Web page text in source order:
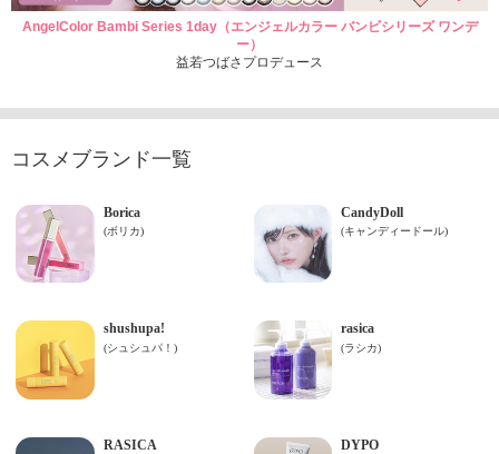
AngelColor Bambi Series 1day（エンジェルカラー バンビシリーズ ワンデ
ー）
益若つばさプロデュース
コスメブランド一覧